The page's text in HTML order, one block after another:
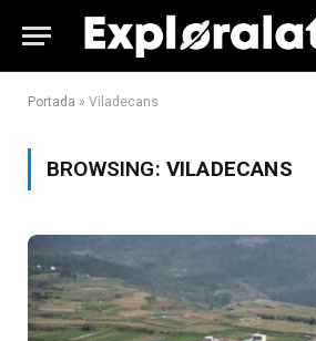
Portada » Viladecans
BROWSING: VILADECANS